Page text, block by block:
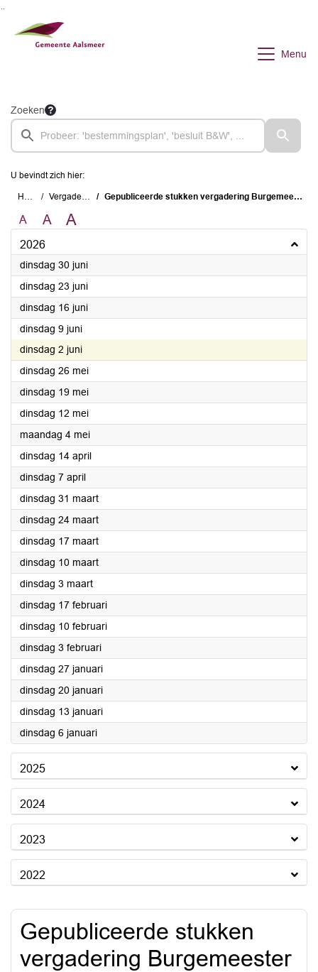
Menu
Zoeken
U bevindt zich hier:
Home Vergaderingen Gepubliceerde stukken vergadering Burgemeester en Wethouders
A A A
2026
dinsdag 30 juni2026
dinsdag 23 juni2026
dinsdag 16 juni2026
dinsdag 9 juni2026
dinsdag 2 juni2026
dinsdag 26 mei2026
dinsdag 19 mei2026
dinsdag 12 mei2026
maandag 4 mei2026
dinsdag 14 april2026
dinsdag 7 april2026
dinsdag 31 maart2026
dinsdag 24 maart2026
dinsdag 17 maart2026
dinsdag 10 maart2026
dinsdag 3 maart2026
dinsdag 17 februari2026
dinsdag 10 februari2026
dinsdag 3 februari2026
dinsdag 27 januari2026
dinsdag 20 januari2026
dinsdag 13 januari2026
dinsdag 6 januari2026
2025
2024
2023
2022
Gepubliceerde stukken
vergadering Burgemeester